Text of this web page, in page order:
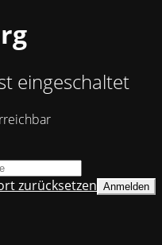
eingeschaltet
zurücksetzen